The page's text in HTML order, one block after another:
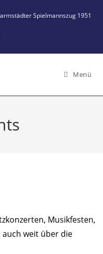
Spielmannszug 1951
Menü
Musikfesten,
auch weit über die